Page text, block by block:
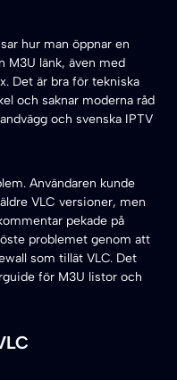
hur man öppnar en
M3U länk, även med
Det är bra för tekniska
och saknar moderna råd
och svenska IPTV
Användaren kunde
VLC versioner, men
pekade på
problemet genom att
som tillät VLC. Det
för M3U listor och